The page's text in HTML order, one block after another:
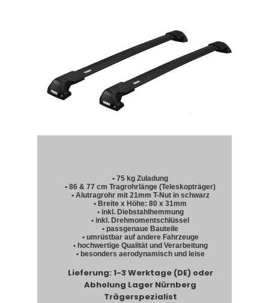
• 75 kg Zuladung
• 86 & 77 cm Tragrohrlänge (Teleskopträger)
• Alutragrohr mit 21mm T-Nut in schwarz
• Breite x Höhe: 80 x 31mm
• inkl. Diebstahlhemmung
• inkl. Drehmomentschlüssel
• passgenaue Bauteile
• umrüstbar auf andere Fahrzeuge
• hochwertige Qualität und Verarbeitung
• besonders aerodynamisch und leise
Lieferung: 1-3 Werktage (DE) oder
Abholung Lager Nürnberg
Trägerspezialist